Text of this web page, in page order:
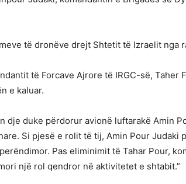
të dronëve drejt Shtetit të Izraelit nga
të Forcave Ajrore të IRGC-së, Taher
e kaluar.
dje duke përdorur avionë luftarakë Amin
Si pjesë e rolit të tij, Amin Pour
Pas eliminimit të Tahar Pour,
një rol qendror në aktivitetet e shtabit.”